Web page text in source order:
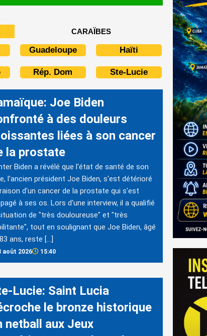
CARAÏBES
Guadeloupe Haïti
Rép. Dom Ste-Lucie
Joe Biden
à des douleurs
liées à son cancer
la prostate
Biden a révélé que l'état de santé de son
l'ancien président Joe Biden, s'est détérioré
d'un cancer de la prostate qui s'est
à ses os. Lors d'une interview, il a qualifié
de "très douloureuse" et "très
tout en soulignant que Joe Biden, âgé
ans, reste […]
août 2026 15:40
Lucie: Saint Lucia
le bronze historique
netball aux Jeux